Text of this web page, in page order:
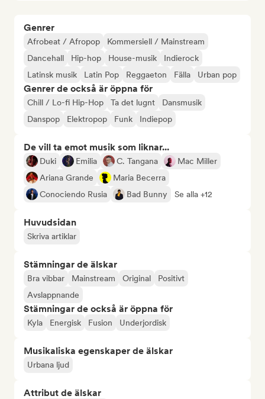
Genrer
Afrobeat / Afropop
Kommersiell / Mainstream
Dancehall
Hip-hop House-musik
Indierock
Latinsk musik
Latin Pop Reggaeton Fälla Urban pop
Genrer de också är öppna för
Chill / Lo-fi Hip-Hop Ta det lugnt
Dansmusik
Danspop
Elektropop Funk Indiepop
De vill ta emot musik som liknar...
Duki Emilia C. Tangana
Mac Miller
Ariana Grande
Maria Becerra
Conociendo Rusia
Bad Bunny Se alla +12
Huvudsidan
Skriva artiklar
Stämningar de älskar
Bra vibbar Mainstream Original
Positivt
Avslappnande
Stämningar de också är öppna för
Kyla Energisk Fusion Underjordisk
Musikaliska egenskaper de älskar
Urbana ljud
Attribut de älskar